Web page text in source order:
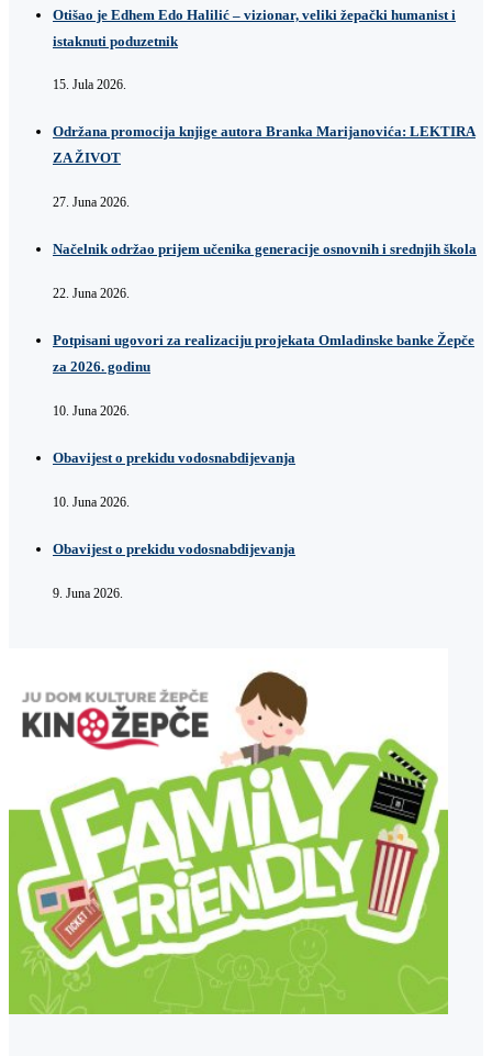
Otišao je Edhem Edo Halilić – vizionar, veliki žepački humanist i
istaknuti poduzetnik
15. Jula 2026.
Održana promocija knjige autora Branka Marijanovića: LEKTIRA
ZA ŽIVOT
27. Juna 2026.
Načelnik održao prijem učenika generacije osnovnih i srednjih škola
22. Juna 2026.
Potpisani ugovori za realizaciju projekata Omladinske banke Žepče
za 2026. godinu
10. Juna 2026.
Obavijest o prekidu vodosnabdijevanja
10. Juna 2026.
Obavijest o prekidu vodosnabdijevanja
9. Juna 2026.